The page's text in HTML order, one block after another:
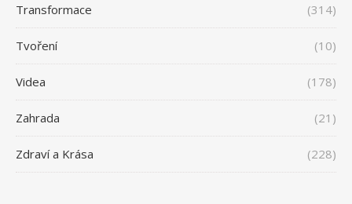
Transformace (314)
Tvoření (10)
Videa (178)
Zahrada (21)
Zdraví a Krása (228)